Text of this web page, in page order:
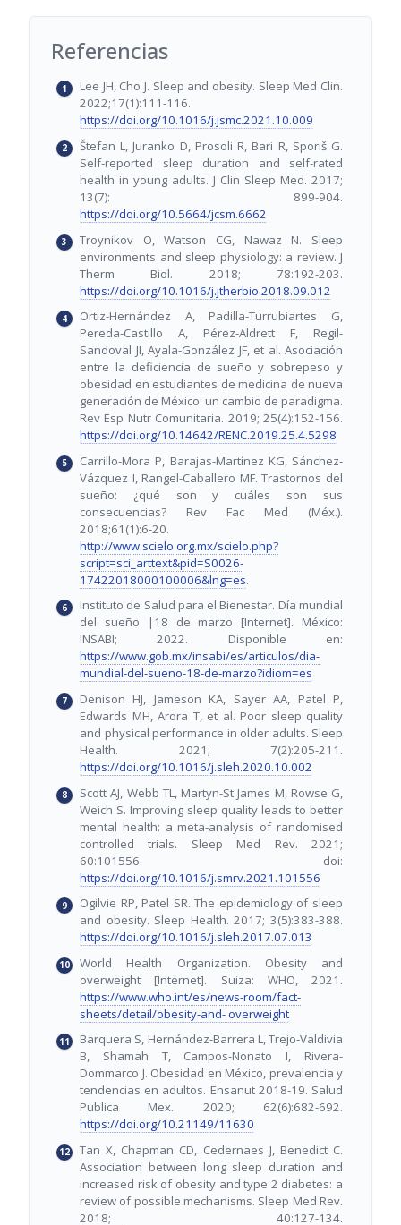
Referencias
Lee JH, Cho J. Sleep and obesity. Sleep Med Clin.
2022;17(1):111-116.
https://doi.org/10.1016/j.jsmc.2021.10.009
Štefan L, Juranko D, Prosoli R, Bari R, Sporiš G.
Self-reported sleep duration and self-rated
health in young adults. J Clin Sleep Med. 2017;
13(7): 899-904.
https://doi.org/10.5664/jcsm.6662
Troynikov O, Watson CG, Nawaz N. Sleep
environments and sleep physiology: a review. J
Therm Biol. 2018; 78:192-203.
https://doi.org/10.1016/j.jtherbio.2018.09.012
Ortiz-Hernández A, Padilla-Turrubiartes G,
Pereda-Castillo A, Pérez-Aldrett F, Regil-
Sandoval JI, Ayala-González JF, et al. Asociación
entre la deficiencia de sueño y sobrepeso y
obesidad en estudiantes de medicina de nueva
generación de México: un cambio de paradigma.
Rev Esp Nutr Comunitaria. 2019; 25(4):152-156.
https://doi.org/10.14642/RENC.2019.25.4.5298
Carrillo-Mora P, Barajas-Martínez KG, Sánchez-
Vázquez I, Rangel-Caballero MF. Trastornos del
sueño: ¿qué son y cuáles son sus
consecuencias? Rev Fac Med (Méx.).
2018;61(1):6-20.
http://www.scielo.org.mx/scielo.php?
script=sci_arttext&pid=S0026-
17422018000100006&lng=es.
Instituto de Salud para el Bienestar. Día mundial
del sueño |18 de marzo [Internet]. México:
INSABI; 2022. Disponible en:
https://www.gob.mx/insabi/es/articulos/dia-
mundial-del-sueno-18-de-marzo?idiom=es
Denison HJ, Jameson KA, Sayer AA, Patel P,
Edwards MH, Arora T, et al. Poor sleep quality
and physical performance in older adults. Sleep
Health. 2021; 7(2):205-211.
https://doi.org/10.1016/j.sleh.2020.10.002
Scott AJ, Webb TL, Martyn-St James M, Rowse G,
Weich S. Improving sleep quality leads to better
mental health: a meta-analysis of randomised
controlled trials. Sleep Med Rev. 2021;
60:101556. doi:
https://doi.org/10.1016/j.smrv.2021.101556
Ogilvie RP, Patel SR. The epidemiology of sleep
and obesity. Sleep Health. 2017; 3(5):383-388.
https://doi.org/10.1016/j.sleh.2017.07.013
World Health Organization. Obesity and
overweight [Internet]. Suiza: WHO, 2021.
https://www.who.int/es/news-room/fact-
sheets/detail/obesity-and- overweight
Barquera S, Hernández-Barrera L, Trejo-Valdivia
B, Shamah T, Campos-Nonato I, Rivera-
Dommarco J. Obesidad en México, prevalencia y
tendencias en adultos. Ensanut 2018-19. Salud
Publica Mex. 2020; 62(6):682-692.
https://doi.org/10.21149/11630
Tan X, Chapman CD, Cedernaes J, Benedict C.
Association between long sleep duration and
increased risk of obesity and type 2 diabetes: a
review of possible mechanisms. Sleep Med Rev.
2018; 40:127-134.